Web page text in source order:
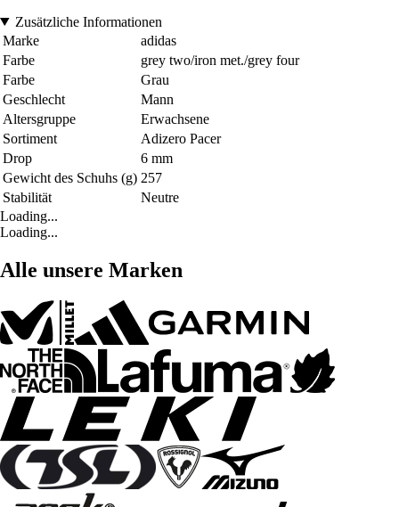
Zusätzliche Informationen
Marke
adidas
Farbe
grey two/iron met./grey four
Farbe
Grau
Geschlecht
Mann
Altersgruppe
Erwachsene
Sortiment
Adizero Pacer
Drop
6 mm
Gewicht des Schuhs (g) 257
Stabilität
Neutre
Loading...
Loading...
Alle unsere Marken